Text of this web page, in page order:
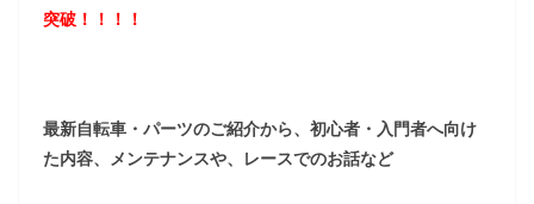
突破！！！！
最新自転車・パーツのご紹介から、初心者・入門者へ向け
た内容、メンテナンスや、レースでのお話など